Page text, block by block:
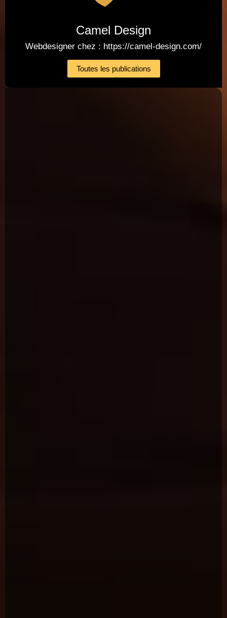
Camel Design
Webdesigner chez : https://camel-design.com/
Toutes les publications